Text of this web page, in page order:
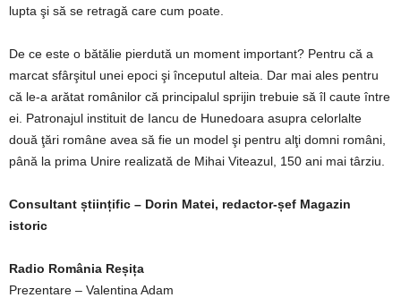
lupta şi să se retragă care cum poate.
De ce este o bătălie pierdută un moment important? Pentru că a
marcat sfârşitul unei epoci şi începutul alteia. Dar mai ales pentru
că le-a arătat românilor că principalul sprijin trebuie să îl caute între
ei. Patronajul instituit de Iancu de Hunedoara asupra celorlalte
două ţări române avea să fie un model şi pentru alţi domni români,
până la prima Unire realizată de Mihai Viteazul, 150 ani mai târziu.
Consultant științific – Dorin Matei, redactor-șef Magazin
istoric
Radio România Reșița
Prezentare – Valentina Adam